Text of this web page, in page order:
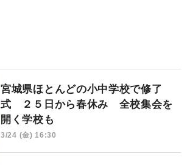
宮城県ほとんどの小中学校で修了
式 ２５日から春休み 全校集会を
開く学校も
3/24 (金) 16:30